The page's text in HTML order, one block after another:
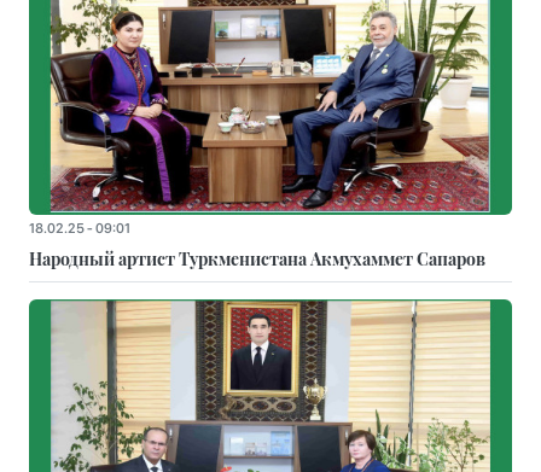
18.02.25 - 09:01
Народный артист Туркменистана Акмухаммет Сапаров